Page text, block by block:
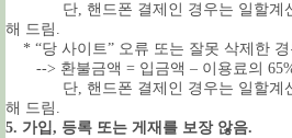
단, 핸드폰 결제인 경우는 일할계산
해 드림.
* “당 사이트” 오류 또는 잘못 삭제한 경
--> 환불금액 = 입금액 – 이용료의
단, 핸드폰 결제인 경우는 일할계산
해 드림.
5. 가입, 등록 또는 게재를 보장 않음.